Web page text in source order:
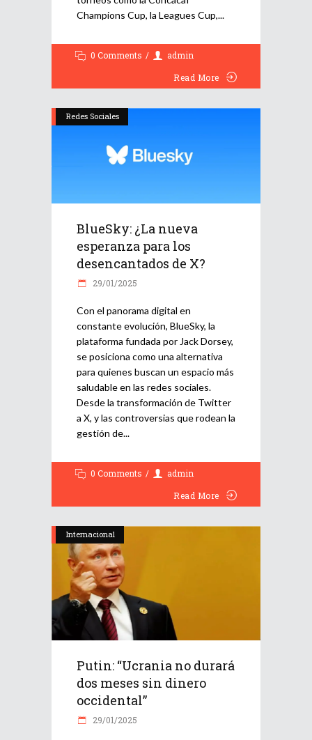
Champions Cup, la Leagues Cup,
0 Comments
admin
Read More
Redes Sociales
BlueSky: ¿La nueva
esperanza para los
desencantados de X?
29/01/2025
Con el panorama digital en
constante evolución, BlueSky, la
plataforma fundada por Jack Dorsey,
se posiciona como una alternativa
para quienes buscan un espacio más
saludable en las redes sociales.
Desde la transformación de Twitter
a X, y las controversias que rodean la
gestión de
0 Comments
admin
Read More
Internacional
Putin: “Ucrania no durará
dos meses sin dinero
occidental”
29/01/2025